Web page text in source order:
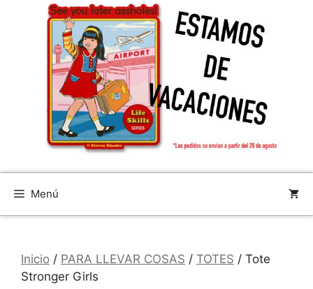
Menú
Inicio / PARA LLEVAR COSAS / TOTES / Tote
Stronger Girls